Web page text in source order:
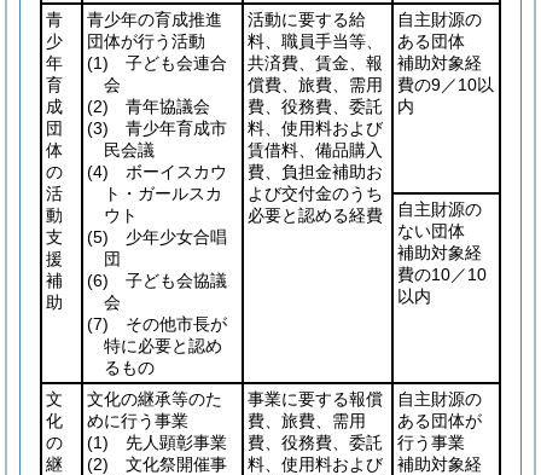
青
少
年
育
成
団
体
の
活
動
支
援
補
助
青少年の育成推進
団体が行う活動
(1) 子ども会連合
会
(2) 青年協議会
(3) 青少年育成市
民会議
(4) ボーイスカウ
ト・ガールスカ
ウト
(5) 少年少女合唱
団
(6) 子ども会協議
会
(7) その他市長が
特に必要と認め
るもの
活動に要する給
料、職員手当等、
共済費、賃金、報
償費、旅費、需用
費、役務費、委託
料、使用料および
賃借料、備品購入
費、負担金補助お
よび交付金のうち
必要と認める経費
自主財源の
ある団体
補助対象経
費の9／10以
内
自主財源の
ない団体
補助対象経
費の10／10
以内
文
化
の
継
文化の継承等のた
めに行う事業
(1) 先人顕彰事業
(2) 文化祭開催事
事業に要する報償
費、旅費、需用
費、役務費、委託
料、使用料および
自主財源の
ある団体が
行う事業
補助対象経